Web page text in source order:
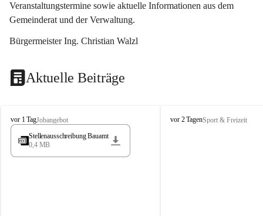
Veranstaltungstermine sowie aktuelle Informationen aus dem
Gemeinderat und der Verwaltung.
Bürgermeister Ing. Christian Walzl
Aktuelle Beiträge
S
t
s
vor 1 TagJobangebot
Stellenausschreibung Bauamt
0,4 MB
S
vor 2 TagenSport & Freizeit